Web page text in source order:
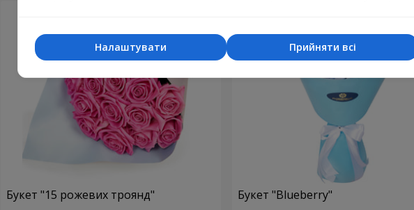
Букет "15 рожевих троянд" Букет "Blueberry"
Прийняти всі
Налаштувати